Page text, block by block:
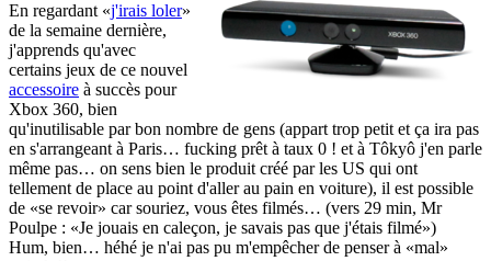
En regardant «j'irais loler»
de la semaine dernière,
j'apprends qu'avec
certains jeux de ce nouvel
accessoire à succès pour
Xbox 360, bien
qu'inutilisable par bon nombre de gens (appart trop petit et ça ira pas
en s'arrangeant à Paris… fucking prêt à taux 0 ! et à Tôkyô j'en parle
même pas… on sens bien le produit créé par les US qui ont
tellement de place au point d'aller au pain en voiture), il est possible
de «se revoir» car souriez, vous êtes filmés… (vers 29 min, Mr
Poulpe : «Je jouais en caleçon, je savais pas que j'étais filmé»)
Hum, bien… héhé je n'ai pas pu m'empêcher de penser à «mal»